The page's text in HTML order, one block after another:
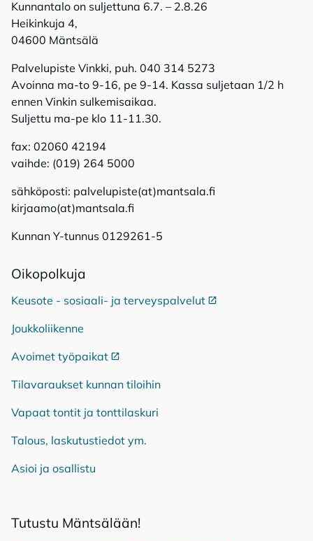
Kunnantalo on suljettuna 6.7. – 2.8.26
Heikinkuja 4,
04600 Mäntsälä
Palvelupiste Vinkki, puh. 040 314 5273
Avoinna ma-to 9-16, pe 9-14. Kassa suljetaan 1/2 h
ennen Vinkin sulkemisaikaa.
Suljettu ma-pe klo 11-11.30.
fax: 02060 42194
vaihde: (019) 264 5000
sähköposti: palvelupiste(at)mantsala.fi
kirjaamo(at)mantsala.fi
Kunnan Y-tunnus 0129261-5
Oi­ko­pol­ku­ja
Keusote - sosiaali- ja terveyspalvelut Ulkoinen linkki
Joukkoliikenne
Avoimet työpaikat Ulkoinen linkki
Tilavaraukset kunnan tiloihin
Vapaat tontit ja tonttilaskuri
Talous, laskutustiedot ym.
Asioi ja osallistu
Tu­tus­tu Mänt­sä­lään!